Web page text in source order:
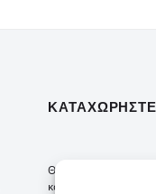
Θέλετε να
καλλυντικά NAIAD;